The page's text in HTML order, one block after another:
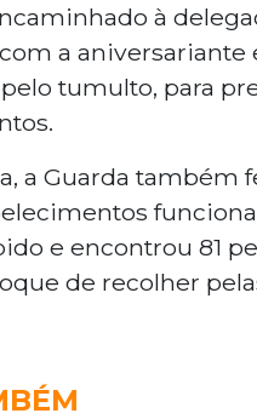
à
a aniversariante
tumulto, para
a Guarda também
e encontrou 81
de recolher